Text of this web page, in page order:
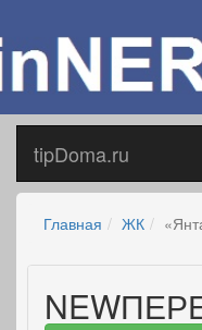
tipDoma.ru
Главная ЖК